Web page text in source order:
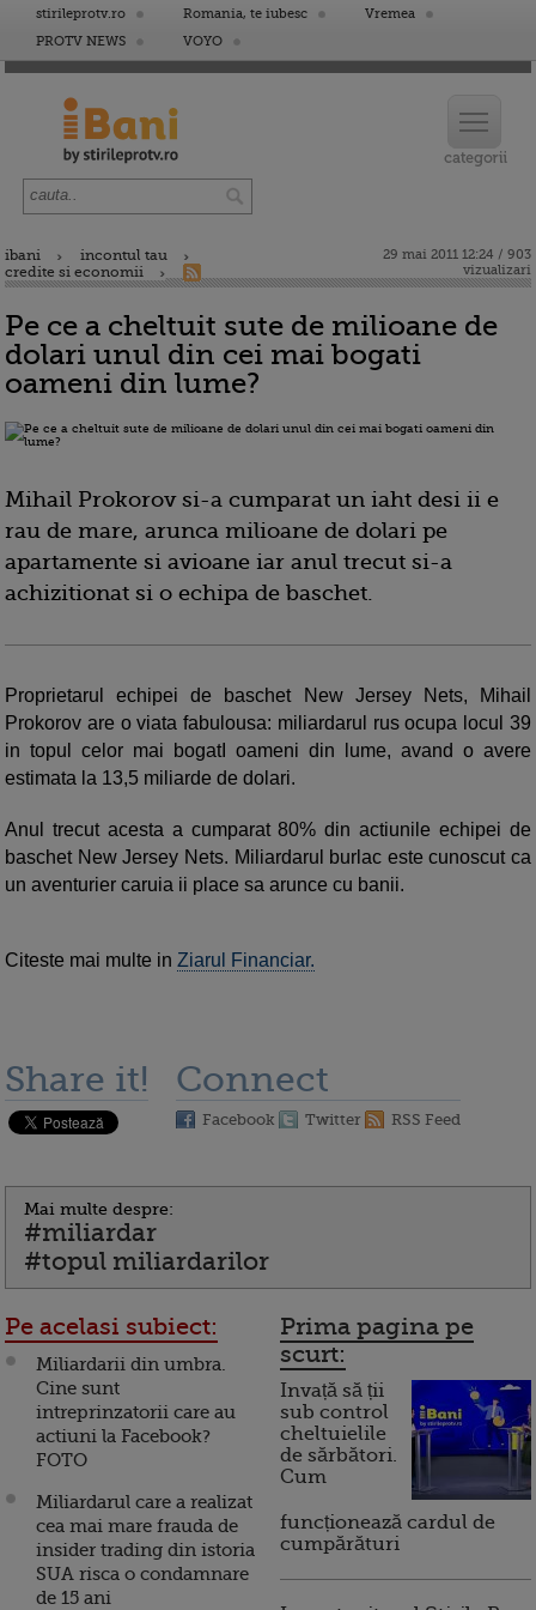
stirileprotv.ro Romania, te iubesc
Vremea
PROTV NEWS
VOYO
ibani
incontul tau
credite si economii
29 mai 2011 12:24 / 903
vizualizari
Pe ce a cheltuit sute de milioane de
dolari unul din cei mai bogati
oameni din lume?
Mihail Prokorov si-a cumparat un iaht desi ii e
rau de mare, arunca milioane de dolari pe
apartamente si avioane iar anul trecut si-a
achizitionat si o echipa de baschet.
Proprietarul echipei de baschet New Jersey Nets, Mihail
Prokorov are o viata fabulousa: miliardarul rus ocupa locul 39
in topul celor mai bogatI oameni din lume, avand o avere
estimata la 13,5 miliarde de dolari.
Anul trecut acesta a cumparat 80% din actiunile echipei de
baschet New Jersey Nets. Miliardarul burlac este cunoscut ca
un aventurier caruia ii place sa arunce cu banii.
Citeste mai multe in Ziarul Financiar.
Share it! Connect
Facebook Twitter RSS Feed
Mai multe despre:
#miliardar
#topul miliardarilor
Pe acelasi subiect:
Miliardarii din umbra.
Cine sunt
intreprinzatorii care au
actiuni la Facebook?
FOTO
Miliardarul care a realizat
cea mai mare frauda de
insider trading din istoria
SUA risca o condamnare
de 15 ani
Prima pagina pe
scurt:
Invață să ții
sub control
cheltuielile
de sărbători.
Cum
funcționează cardul de
cumpărături